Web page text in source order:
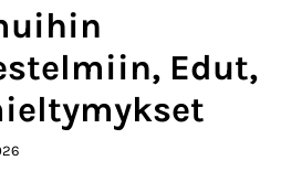
Edut,